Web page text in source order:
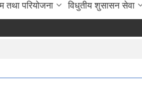
तथा परियोजना विधुतीय शुसासन सेवा